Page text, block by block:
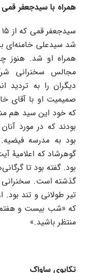
همراه با سیدجعفر قمی
شد سیدعلی خامنه‌ای
همراه او شد. هنوز
مجالس سخنرانی
دیگران را به تردید
صمیمیت او با آقای
که خود این سید هم
بودند که در مورد
بود به مدرسه
گوهرشاد که اعلامیۀ
بود. گفته بود تا
گذشته است.
تیر طولانی و تند
که «شب بیست و هفتم
منتظر باشید.»
تکاپوی ساواک